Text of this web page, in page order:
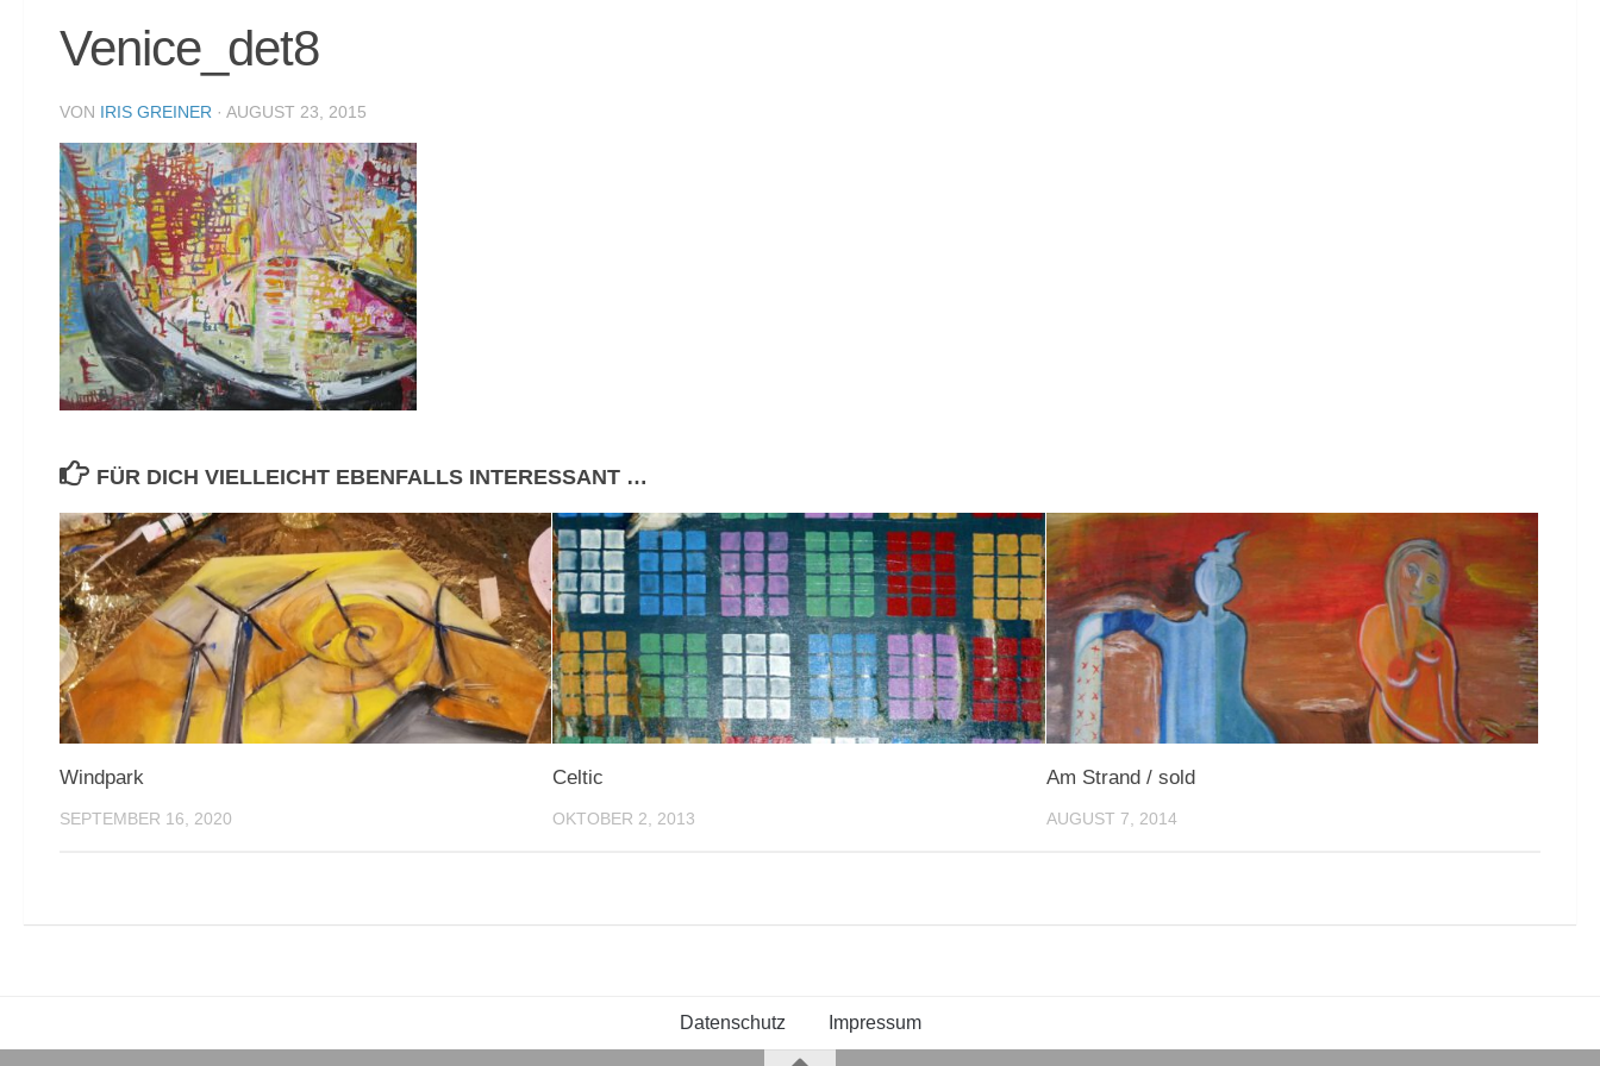
Venice_det8
VON IRIS GREINER · AUGUST 23, 2015
FÜR DICH VIELLEICHT EBENFALLS INTERESSANT …
Windpark
SEPTEMBER 16, 2020
Celtic
OKTOBER 2, 2013
Am Strand / sold
AUGUST 7, 2014
Datenschutz Impressum